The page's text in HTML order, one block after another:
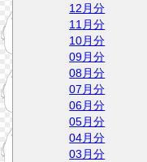
12月分
11月分
10月分
09月分
08月分
07月分
06月分
05月分
04月分
03月分